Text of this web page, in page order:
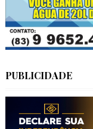
PUBLICIDADE